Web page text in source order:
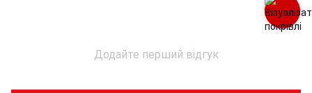
Додайте перший відгук